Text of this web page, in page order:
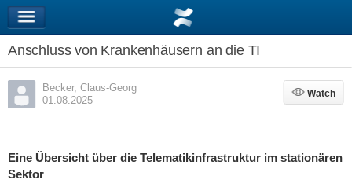
Anschluss von Krankenhäusern an die TI
Becker, Claus-Georg
01.08.2025
Watch
Watch
Eine Übersicht über die Telematikinfrastruktur im stationären
Sektor